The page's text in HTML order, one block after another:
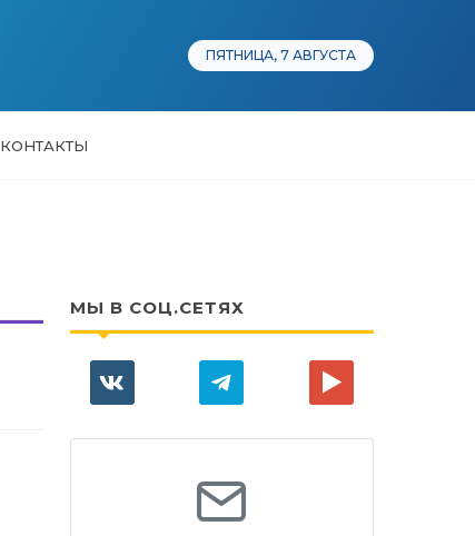
ПЯТНИЦА, 7 АВГУСТА
КОНТАКТЫ
МЫ В СОЦ.СЕТЯХ